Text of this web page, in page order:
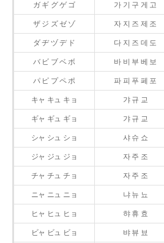
ガ ギ グ ゲ ゴ 가 기 구 게 고
ザ ジ ズ ゼ ゾ 자 지 즈 제 조
ダ ヂ ヅ デ ド 다 지 즈 데 도
バ ビ ブ ベ ボ 바 비 부 베 보
パ ピ プ ペ ポ 파 피 푸 페 포
キャ キュ キョ 갸 규 교
ギャ ギュ ギョ 갸 규 교
シャ シュ ショ 샤 슈 쇼
ジャ ジュ ジョ 자 주 조
チャ チュ チョ 자 주 조
ニャ ニュ ニョ 냐 뉴 뇨
ヒャ ヒュ ヒョ 햐 휴 효
ビャ ビュ ビョ 뱌 뷰 뵤